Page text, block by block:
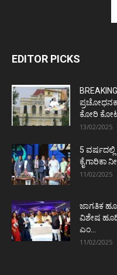
EDITOR PICKS
ಕೋರಿ
13/02/2025
5
ಕೈಗಾರಿಕಾ
11/02/2025
ಜಾಗತಿಕ
ವಿಶೇಷ
ಎಂ...
11/02/2025